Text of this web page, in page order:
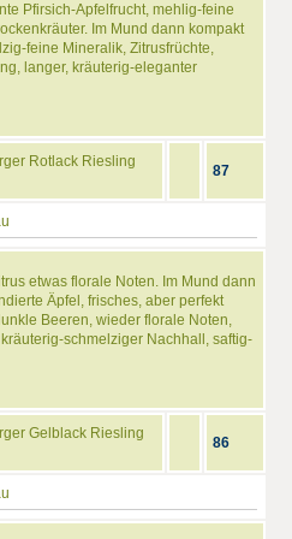
Pfirsich-Apfelfrucht, mehlig-feine
Im Mund dann kompakt
feine Mineralik, Zitrusfrüchte,
langer, kräuterig-eleganter
Rotlack Riesling
87
etwas florale Noten. Im Mund dann
Äpfel, frisches, aber perfekt
Beeren, wieder florale Noten,
schmelziger Nachhall, saftig-
Gelblack Riesling
86